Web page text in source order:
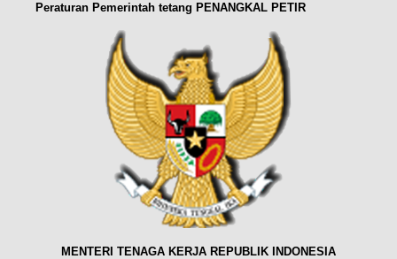
Peraturan Pemerintah tetang PENANGKAL PETIR
MENTERI TENAGA KERJA REPUBLIK INDONESIA